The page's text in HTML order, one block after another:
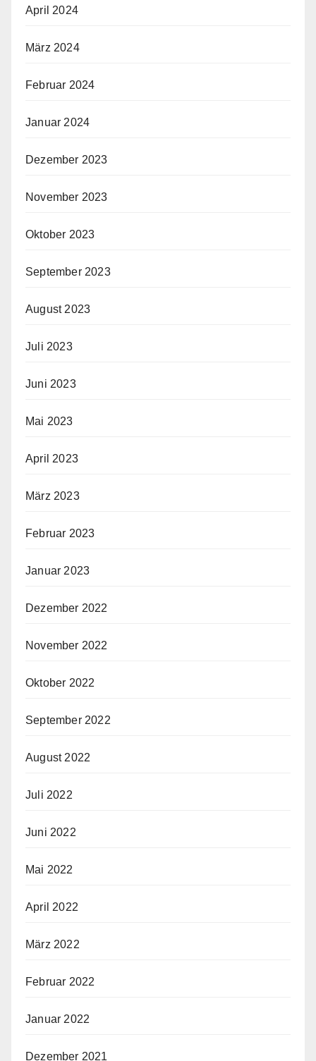
April 2024
März 2024
Februar 2024
Januar 2024
Dezember 2023
November 2023
Oktober 2023
September 2023
August 2023
Juli 2023
Juni 2023
Mai 2023
April 2023
März 2023
Februar 2023
Januar 2023
Dezember 2022
November 2022
Oktober 2022
September 2022
August 2022
Juli 2022
Juni 2022
Mai 2022
April 2022
März 2022
Februar 2022
Januar 2022
Dezember 2021